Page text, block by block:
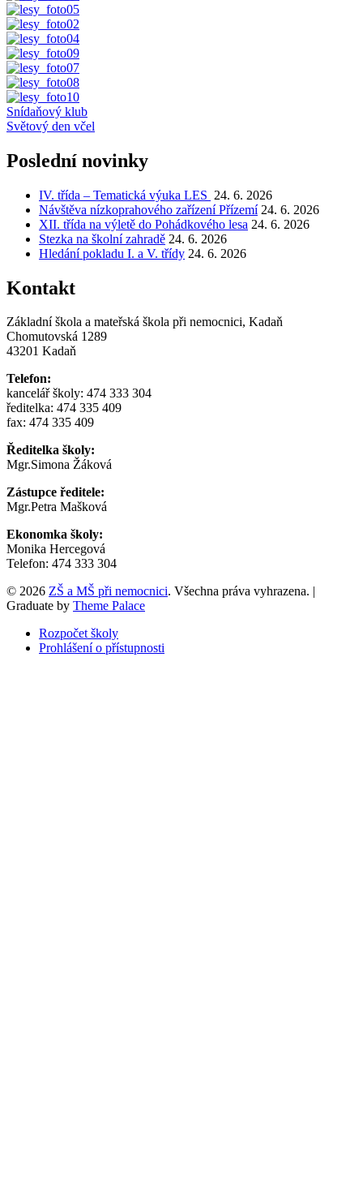
Navigace
pro
příspěvek
Snídaňový klub
Světový den včel
Poslední novinky
IV. třída – Tematická výuka LES 24. 6. 2026
Návštěva nízkoprahového zařízení Přízemí 24. 6. 2026
XII. třída na výletě do Pohádkového lesa 24. 6. 2026
Stezka na školní zahradě 24. 6. 2026
Hledání pokladu I. a V. třídy 24. 6. 2026
Kontakt
Základní škola a mateřská škola při nemocnici, Kadaň
Chomutovská 1289
43201 Kadaň
Telefon:
kancelář školy: 474 333 304
ředitelka: 474 335 409
fax: 474 335 409
Ředitelka školy:
Mgr.Simona Žáková
Zástupce ředitele:
Mgr.Petra Mašková
Ekonomka školy:
Monika Hercegová
Telefon: 474 333 304
© 2026 ZŠ a MŠ při nemocnici. Všechna práva vyhrazena. |
Graduate by Theme Palace
Rozpočet školy
Prohlášení o přístupnosti